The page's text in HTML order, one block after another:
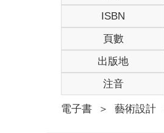
ISBN
頁數
出版地
注音
電子書 ＞ 藝術設計